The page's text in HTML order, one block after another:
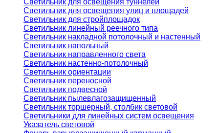
Светильник для освещения туннелей
Светильник для освещения улиц и площадей
Светильник для стройплощадок
Светильник линейный реечного типа
Светильник накладной потолочный и настенный
Светильник напольный
Светильник направленного света
Светильник настенно-потолочный
Светильник ориентации
Светильник переносной
Светильник подвесной
Светильник пылевлагозащищенный
Светильник торшерный, столбик световой
Светильники для линейных систем освещения
Указатель световой